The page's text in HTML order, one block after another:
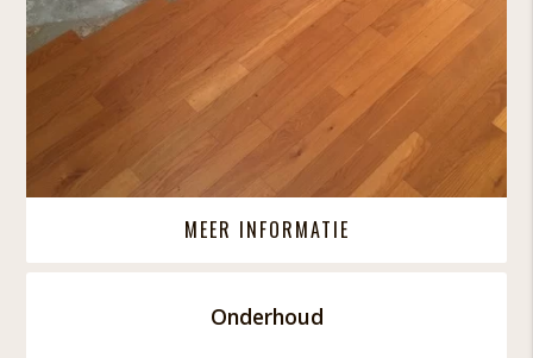
MEER INFORMATIE
Onderhoud